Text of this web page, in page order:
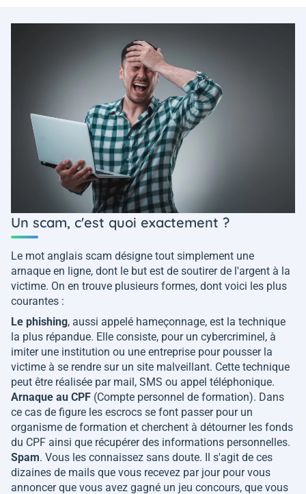
Un scam, c'est quoi exactement ?
Le mot anglais scam désigne tout simplement une
arnaque en ligne, dont le but est de soutirer de l'argent à la
victime. On en trouve plusieurs formes, dont voici les plus
courantes :
Le phishing, aussi appelé hameçonnage, est la technique
la plus répandue. Elle consiste, pour un cybercriminel, à
imiter une institution ou une entreprise pour pousser la
victime à se rendre sur un site malveillant. Cette technique
peut être réalisée par mail, SMS ou appel téléphonique.
Arnaque au CPF (Compte personnel de formation). Dans
ce cas de figure les escrocs se font passer pour un
organisme de formation et cherchent à détourner les fonds
du CPF ainsi que récupérer des informations personnelles.
Spam. Vous les connaissez sans doute. Il s'agit de ces
dizaines de mails que vous recevez par jour pour vous
annoncer que vous avez gagné un jeu concours, que vous